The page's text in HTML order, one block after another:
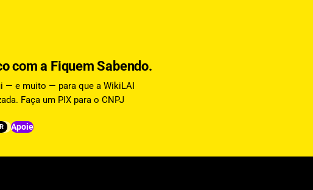
com a Fiquem Sabendo.
— e muito — para que a WikiLAI
Faça um PIX para o CNPJ
Apoie